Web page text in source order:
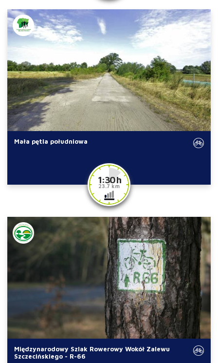
Mała pętla południowa
1:30 h
23.7 km
Międzynarodowy Szlak Rowerowy Wokół Zalewu
Szczecińskiego - R-66